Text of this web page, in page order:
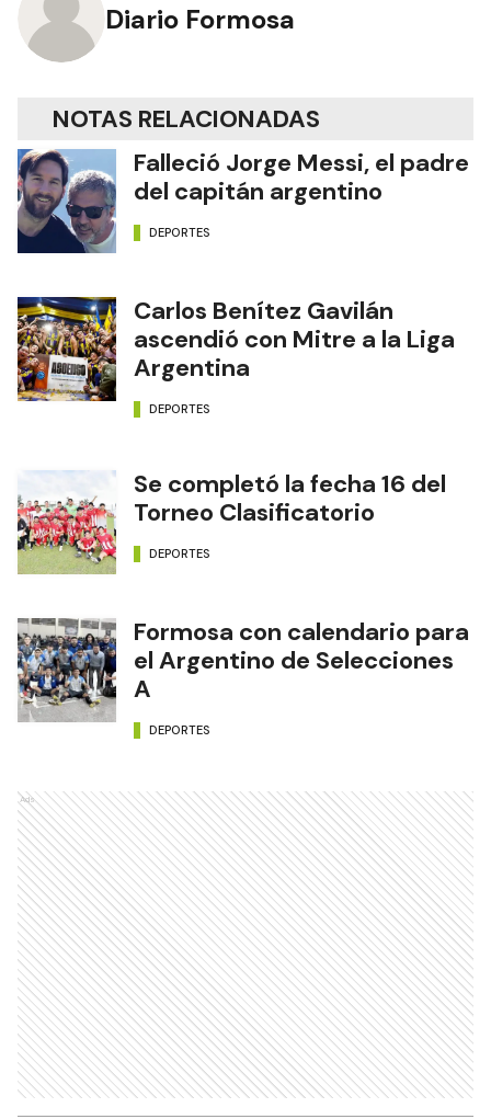
Diario Formosa
NOTAS RELACIONADAS
Falleció Jorge Messi, el padre
del capitán argentino
DEPORTES
Carlos Benítez Gavilán
ascendió con Mitre a la Liga
Argentina
DEPORTES
Se completó la fecha 16 del
Torneo Clasificatorio
DEPORTES
Formosa con calendario para
el Argentino de Selecciones
A
DEPORTES
Ads